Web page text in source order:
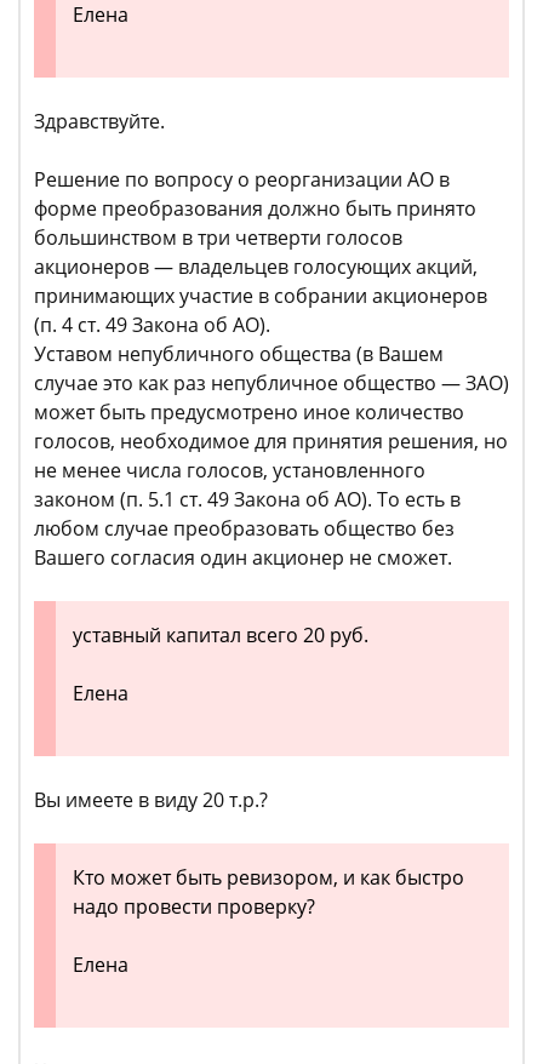
Елена
Здравствуйте.
Решение по вопросу о реорганизации АО в
форме преобразования должно быть принято
большинством в три четверти голосов
акционеров — владельцев голосующих акций,
принимающих участие в собрании акционеров
(п. 4 ст. 49 Закона об АО).
Уставом непубличного общества (в Вашем
случае это как раз непубличное общество — ЗАО)
может быть предусмотрено иное количество
голосов, необходимое для принятия решения, но
не менее числа голосов, установленного
законом (п. 5.1 ст. 49 Закона об АО). То есть в
любом случае преобразовать общество без
Вашего согласия один акционер не сможет.
уставный капитал всего 20 руб.
Елена
Вы имеете в виду 20 т.р.?
Кто может быть ревизором, и как быстро
надо провести проверку?
Елена